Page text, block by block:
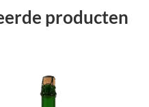
producten